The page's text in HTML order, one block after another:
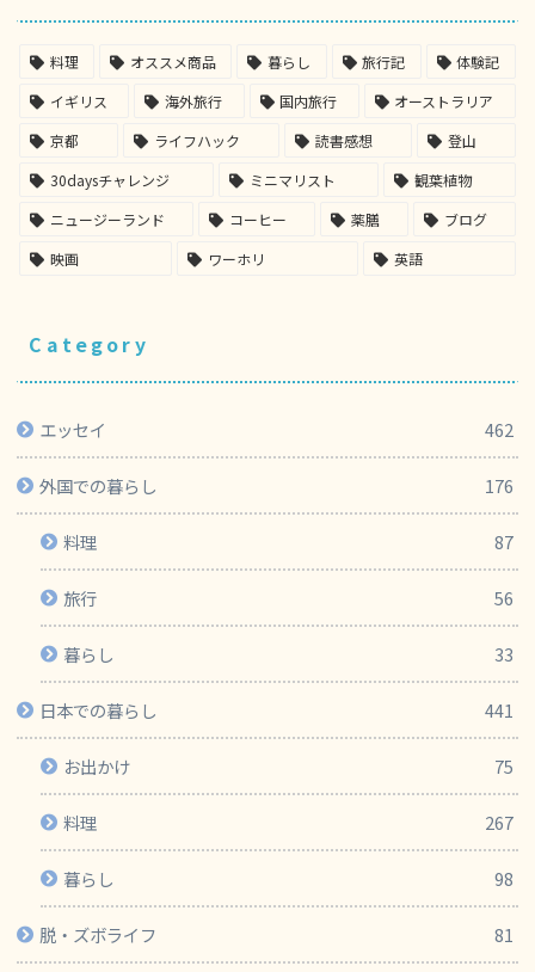
料理 オススメ商品 暮らし 旅行記
体験記
イギリス
海外旅行 国内旅行
オーストラリア
京都
ライフハック 読書感想
登山
30daysチャレンジ
ミニマリスト
観葉植物
ニュージーランド
コーヒー 薬膳
ブログ
映画
ワーホリ 英語
Category
エッセイ 462
外国での暮らし 176
料理 87
旅行 56
暮らし 33
日本での暮らし 441
お出かけ 75
料理 267
暮らし 98
脱・ズボライフ 81